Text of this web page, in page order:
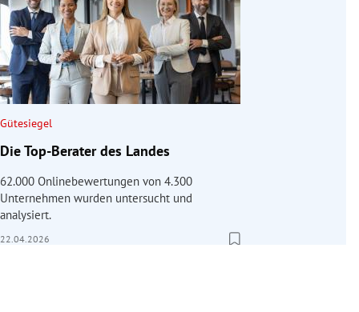
Gütesiegel
Die Top-Berater des Landes
62.000 Onlinebewertungen von 4.300
Unternehmen wurden untersucht und
analysiert.
22.04.2026